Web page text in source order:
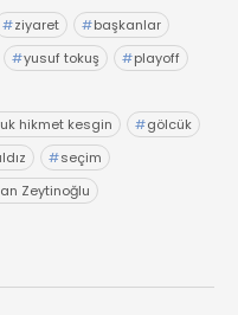
#ziyaret #başkanlar
#yusuf tokuş #playoff
hikmet kesgin #gölcük
#seçim
Zeytinoğlu